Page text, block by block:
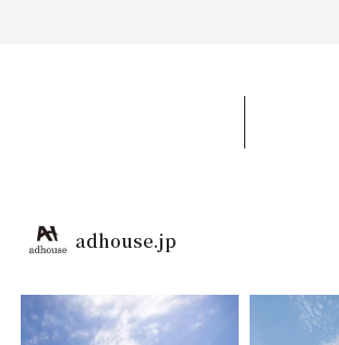
adhouse.jp